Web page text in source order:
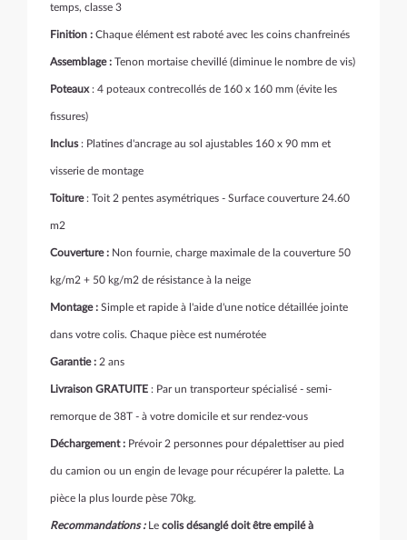
temps, classe 3
Finition : Chaque élément est raboté avec les coins chanfreinés
Assemblage : Tenon mortaise chevillé (diminue le nombre de vis)
Poteaux: 4 poteaux contrecollés de 160 x 160 mm (évite les
fissures)
Inclus: Platines d'ancrage au sol ajustables 160 x 90 mm et
visserie de montage
Toiture: Toit 2 pentes asymétriques - Surface couverture 24.60
m2
Couverture : Non fournie, charge maximale de la couverture 50
kg/m2 + 50 kg/m2 de résistance à la neige
Montage : Simple et rapide à l'aide d'une notice détaillée jointe
dans votre colis. Chaque pièce est numérotée
Garantie : 2 ans
Livraison GRATUITE : Par un transporteur spécialisé - semi-
remorque de 38T - à votre domicile et sur rendez-vous
Déchargement : Prévoir 2 personnes pour dépalettiser au pied
du camion ou un engin de levage pour récupérer la palette. La
pièce la plus lourde pèse 70kg.
Recommandations :Le colis désanglé doit être empilé à